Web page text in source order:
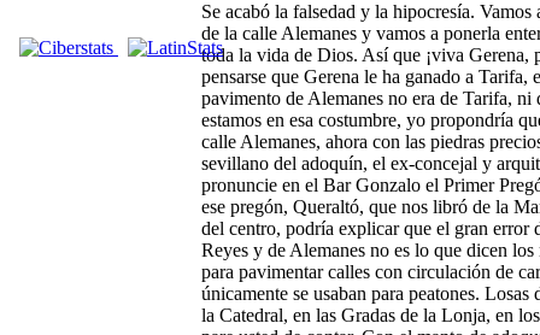
Se acabó la falsedad y la hipocresía. Vamos
de la calle Alemanes y vamos a ponerla
toda la vida de Dios. Así que ¡viva Gerena,
pensarse que Gerena le ha ganado a Tarifa,
pavimento de Alemanes no era de Tarifa, ni
estamos en esa costumbre, yo propondría
calle Alemanes, ahora con las piedras
sevillano del adoquín, el ex-concejal y
pronuncie en el Bar Gonzalo el Primer
ese pregón, Queraltó, que nos libró de la
del centro, podría explicar que el gran error
Reyes y de Alemanes no es lo que dicen
para pavimentar calles con circulación de
únicamente se usaban para peatones.
la Catedral, en las Gradas de la Lonja, en